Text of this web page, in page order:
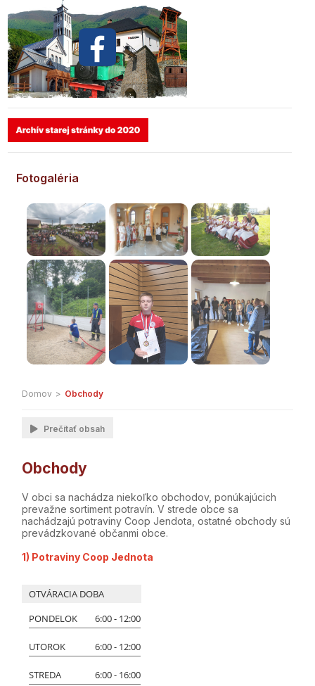
Fotogaléria
Domov > Obchody
Prečítať obsah
Obchody
V obci sa nachádza niekoľko obchodov, ponúkajúcich
prevažne sortiment potravín. V strede obce sa
nachádzajú potraviny Coop Jendota, ostatné obchody sú
prevádzkované občanmi obce.
1) Potraviny Coop Jednota
OTVÁRACIA DOBA
PONDELOK
6:00 - 12:00
UTOROK 6:00 - 12:00
STREDA 6:00 - 16:00